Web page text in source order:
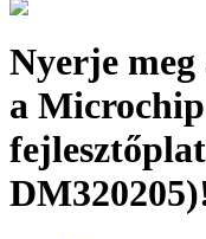
Nyerje
a